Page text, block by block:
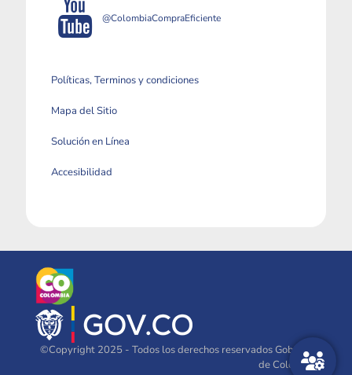
@ColombiaCompraEficiente
Políticas, Terminos y condiciones
Mapa del Sitio
Solución en Línea
Accesibilidad
©Copyright 2025 - Todos los derechos reservados Gobierno
de Colombia